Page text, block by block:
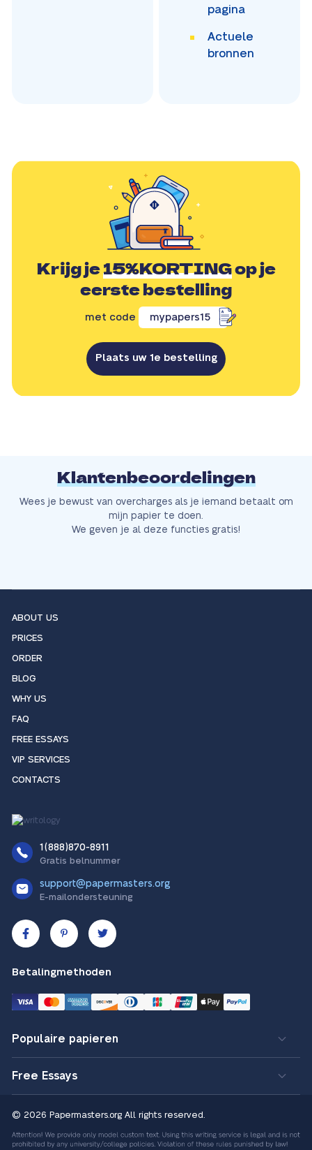
pagina
Actuele
bronnen
Krijg je15%KORTINGop je
eerste bestelling
met code mypapers15
Plaats uw 1e bestelling
Klantenbeoordelingen
Wees je bewust van overcharges als je iemand betaalt om
mijn papier te doen.
We geven je al deze functies gratis!
ABOUT US
PRICES
ORDER
BLOG
WHY US
FAQ
FREE ESSAYS
VIP SERVICES
CONTACTS
1(888)870-8911
Gratis belnummer
support@papermasters.org
E-mailondersteuning
Betalingmethoden
Populaire papieren
Free Essays
© 2026 Papermasters.org All rights reserved.